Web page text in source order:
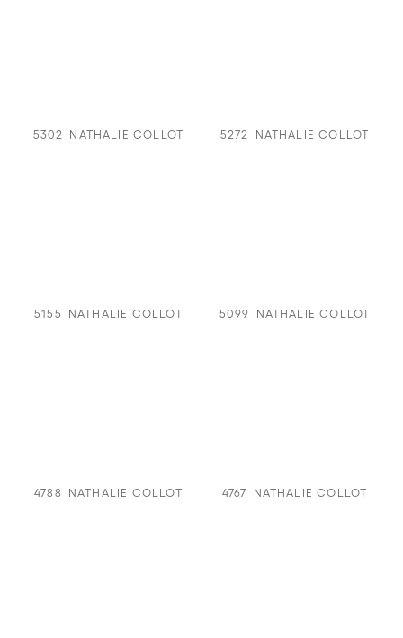
5302 NATHALIE COLLOT 5272 NATHALIE COLLOT
5155 NATHALIE COLLOT 5099 NATHALIE COLLOT
4788 NATHALIE COLLOT 4767 NATHALIE COLLOT